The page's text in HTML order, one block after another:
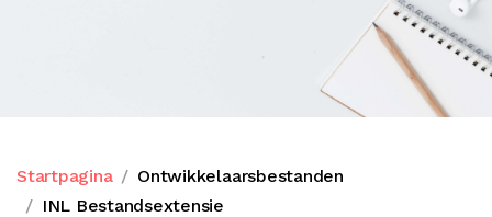
Startpagina
Ontwikkelaarsbestanden
INL Bestandsextensie